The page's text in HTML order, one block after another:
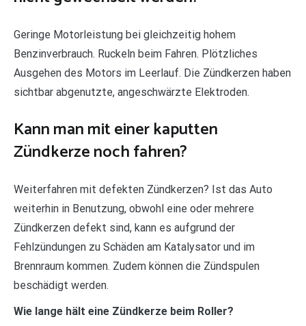
Geringe Motorleistung bei gleichzeitig hohem
Benzinverbrauch. Ruckeln beim Fahren. Plötzliches
Ausgehen des Motors im Leerlauf. Die Zündkerzen haben
sichtbar abgenutzte, angeschwärzte Elektroden.
Kann man mit einer kaputten
Zündkerze noch fahren?
Weiterfahren mit defekten Zündkerzen? Ist das Auto
weiterhin in Benutzung, obwohl eine oder mehrere
Zündkerzen defekt sind, kann es aufgrund der
Fehlzündungen zu Schäden am Katalysator und im
Brennraum kommen. Zudem können die Zündspulen
beschädigt werden.
Wie lange hält eine Zündkerze beim Roller?